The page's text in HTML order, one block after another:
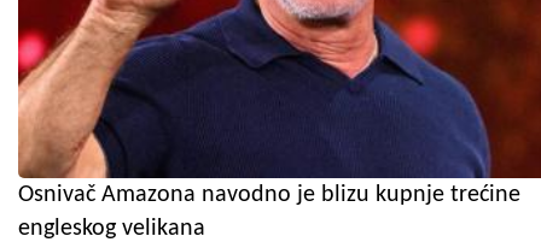
Osnivač Amazona navodno je blizu kupnje trećine
engleskog velikana